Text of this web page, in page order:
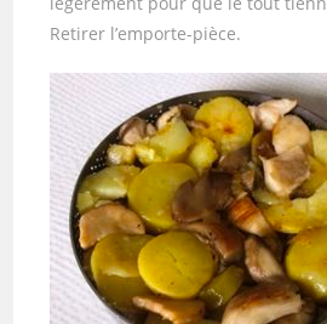
Retirer l’emporte-pièce.